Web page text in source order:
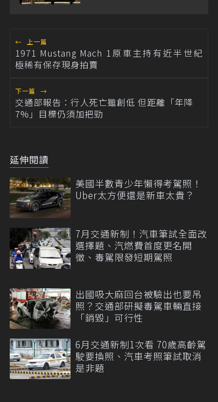
← 上一篇
1971 Mustang Mach 1原車主持有近半世紀
極稀有保存現身拍賣
下一篇 →
交通部報告：行人死亡雖創低 但距離「年降
7%」目標仍須加把勁
延伸閱讀
美國半數青少年懶得考駕照！
Uber太方便還是新車太貴？
7月交通新制！汽車筆試全面改
選擇題、汽燃費首度更名開
徵、毒駕限發短期駕照
出國吸大麻回台被驗出也要吊
照？交通部研擬毒駕車輛直接
「銷毀」可行性
6月交通新制1次看 70歲高齡駕
駛要換照、汽車考照筆試取消
是非題